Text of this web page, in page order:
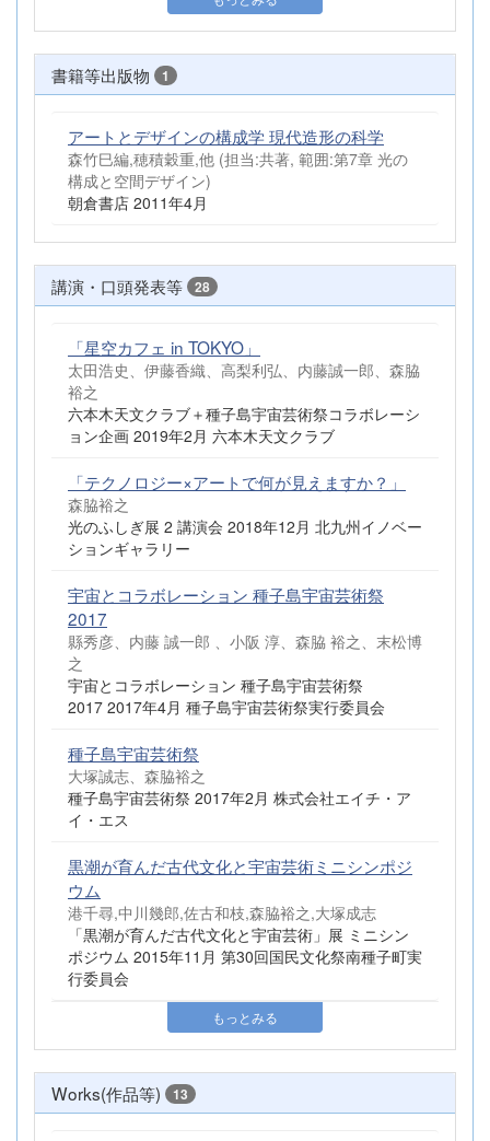
書籍等出版物 1
アートとデザインの構成学 現代造形の科学
森竹巳編,穂積穀重,他 (担当:共著, 範囲:第7章 光の
構成と空間デザイン)
朝倉書店 2011年4月
講演・口頭発表等 28
「星空カフェ in TOKYO」
太田浩史、伊藤香織、高梨利弘、内藤誠一郎、森脇
裕之
六本木天文クラブ＋種子島宇宙芸術祭コラボレーシ
ョン企画 2019年2月 六本木天文クラブ
「テクノロジー×アートで何が見えますか？」
森脇裕之
光のふしぎ展 2 講演会 2018年12月 北九州イノベー
ションギャラリー
宇宙とコラボレーション 種子島宇宙芸術祭
2017
縣秀彦、内藤 誠一郎 、小阪 淳、森脇 裕之、末松博
之
宇宙とコラボレーション 種子島宇宙芸術祭
2017 2017年4月 種子島宇宙芸術祭実行委員会
種子島宇宙芸術祭
大塚誠志、森脇裕之
種子島宇宙芸術祭 2017年2月 株式会社エイチ・ア
イ・エス
黒潮が育んだ古代文化と宇宙芸術ミニシンポジ
ウム
港千尋,中川幾郎,佐古和枝,森脇裕之,大塚成志
「黒潮が育んだ古代文化と宇宙芸術」展 ミニシン
ポジウム 2015年11月 第30回国民文化祭南種子町実
行委員会
もっとみる
Works(作品等) 13